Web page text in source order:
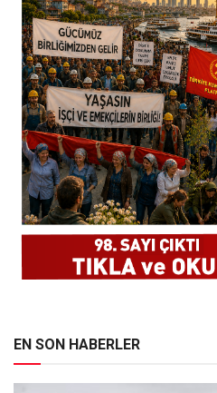
EN SON HABERLER